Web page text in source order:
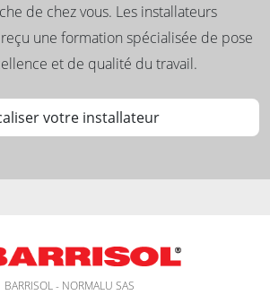
de chez vous. Les installateurs
une formation spécialisée de pose
et de qualité du travail.
votre installateur
BARRISOL - NORMALU SAS